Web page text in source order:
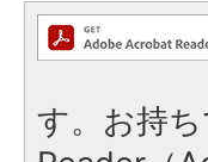
す。お持